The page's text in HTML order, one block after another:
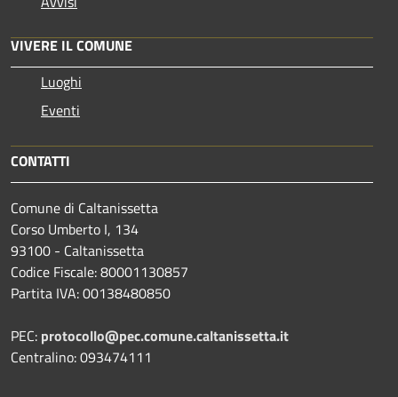
VIVERE IL COMUNE
Luoghi
Eventi
CONTATTI
Comune di Caltanissetta
Corso Umberto I, 134
93100 - Caltanissetta
Codice Fiscale: 80001130857
Partita IVA: 00138480850
PEC: protocollo@pec.comune.caltanissetta.it
Centralino: 093474111